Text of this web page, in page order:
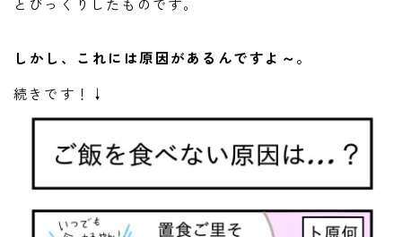
しかし、これには原因があるんですよ～。
続きです！↓